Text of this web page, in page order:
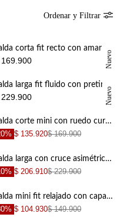
Ordenar y Filtrar
Nuevo
+
Falda corta fit recto con amarre lateral pareo en terracota para mujer
Nuevo
Falda larga fit fluido con pretina en V en lino color arena para mujer
Falda corte mini con ruedo curvo estilo tenis en lino blanco para mujer
$ 135.920$ 169.900
Falda larga con cruce asimétrico y botones en lino chocolate para mujer
$ 206.910$ 229.900
Falda mini fit relajado con capa superpuesta en gris claro para mujer
$ 104.930$ 149.900